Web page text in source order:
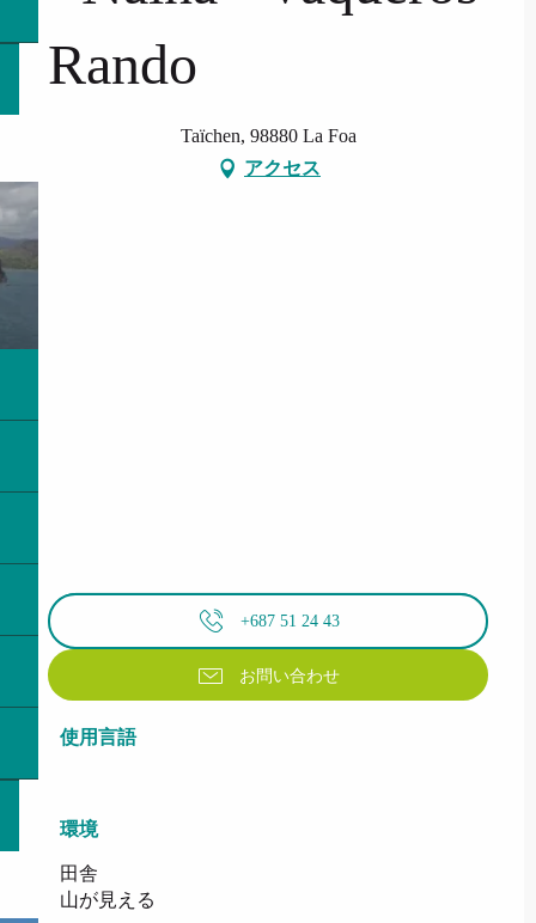
Rando
Taïchen, 98880 La Foa
アクセス
+687 51 24 43
お問い合わせ
使用言語
使用言語
環境
環境
田舎
山が見える